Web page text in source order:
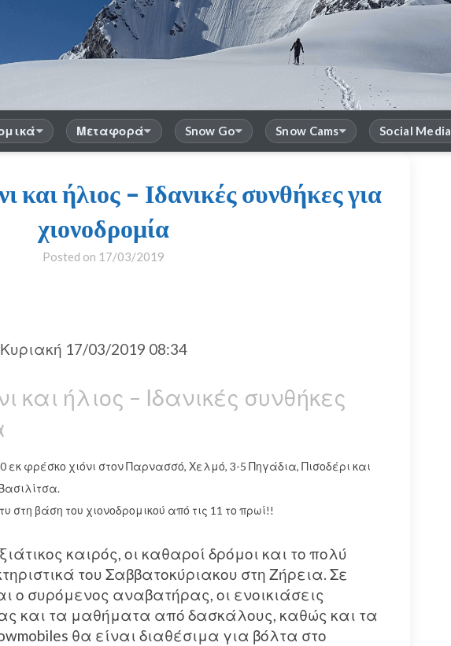
Μεταφορά Snow Go Snow Cams Social Media
και ήλιος – Ιδανικές συνθήκες για
χιονοδρομία
Posted on 17/03/2019
17/03/2019 08:34
και ήλιος – Ιδανικές συνθήκες
εκ φρέσκο χιόνι στον Παρνασσό, Χελμό, 3-5 Πηγάδια, Πισοδέρι και
στη βάση του χιονοδρομικού από τις 11 το πρωί!!
καιρός, οι καθαροί δρόμοι και το πολύ
του Σαββατοκύριακου στη Ζήρεια. Σε
ο συρόμενος αναβατήρας, οι ενοικιάσεις
και τα μαθήματα από δασκάλους, καθώς και τα
θα είναι διαθέσιμα για βόλτα στο